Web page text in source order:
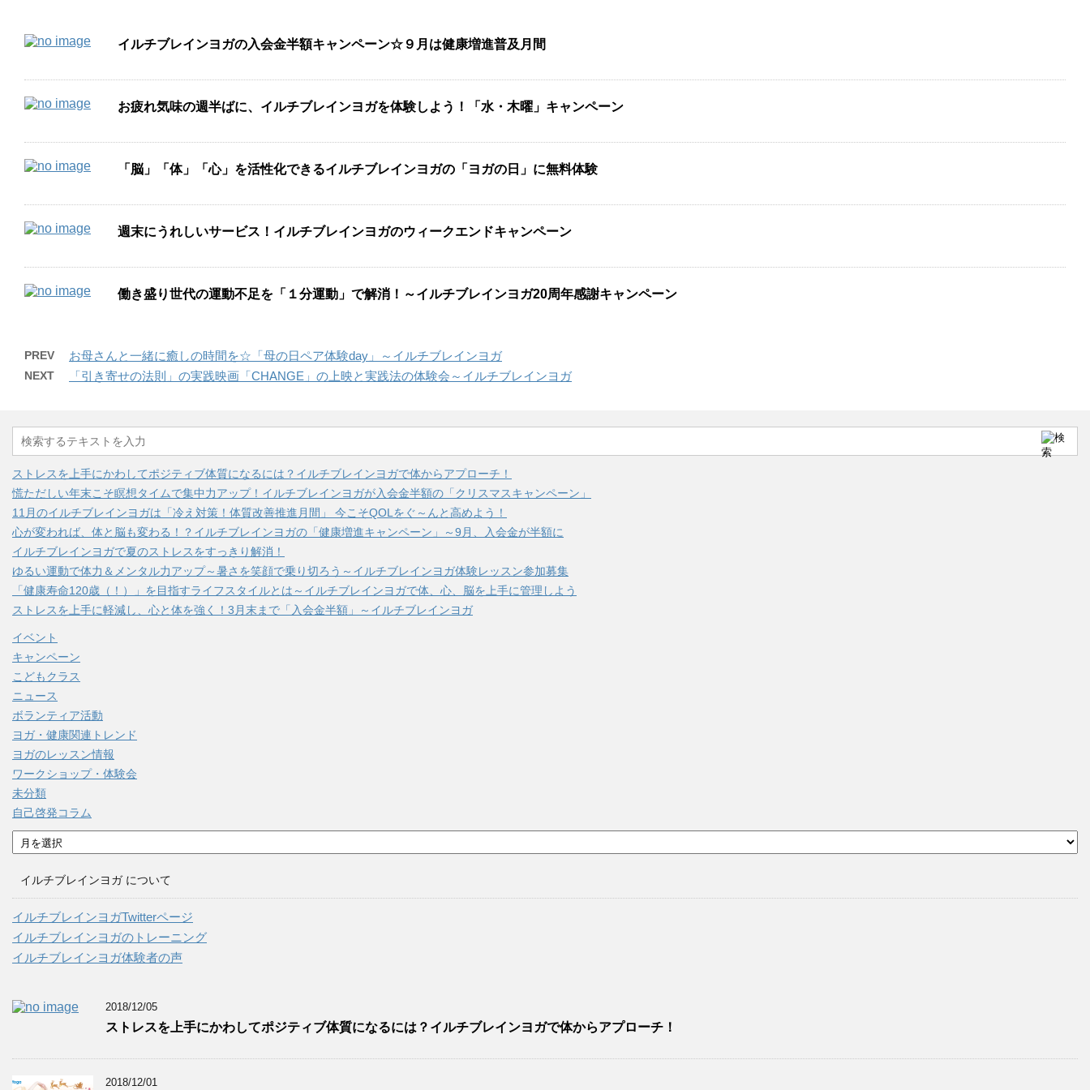
イルチブレインヨガの入会金半額キャンペーン☆９月は健康増進普及月間
お疲れ気味の週半ばに、イルチブレインヨガを体験しよう！「水・木曜」キャンペーン
「脳」「体」「心」を活性化できるイルチブレインヨガの「ヨガの日」に無料体験
週末にうれしいサービス！イルチブレインヨガのウィークエンドキャンペーン
働き盛り世代の運動不足を「１分運動」で解消！～イルチブレインヨガ20周年感謝キャンペーン
PREV お母さんと一緒に癒しの時間を☆「母の日ペア体験day」～イルチブレインヨガ
NEXT 「引き寄せの法則」の実践映画「CHANGE」の上映と実践法の体験会～イルチブレインヨガ
ストレスを上手にかわしてポジティブ体質になるには？イルチブレインヨガで体からアプローチ！
慌ただしい年末こそ瞑想タイムで集中力アップ！イルチブレインヨガが入会金半額の「クリスマスキャンペーン」
11月のイルチブレインヨガは「冷え対策！体質改善推進月間」 今こそQOLをぐ～んと高めよう！
心が変われば、体と脳も変わる！？イルチブレインヨガの「健康増進キャンペーン」～9月、入会金が半額に
イルチブレインヨガで夏のストレスをすっきり解消！
ゆるい運動で体力＆メンタル力アップ～暑さを笑顔で乗り切ろう～イルチブレインヨガ体験レッスン参加募集
「健康寿命120歳（！）」を目指すライフスタイルとは～イルチブレインヨガで体、心、脳を上手に管理しよう
ストレスを上手に軽減し、心と体を強く！3月末まで「入会金半額」～イルチブレインヨガ
イベント
キャンペーン
こどもクラス
ニュース
ボランティア活動
ヨガ・健康関連トレンド
ヨガのレッスン情報
ワークショップ・体験会
未分類
自己啓発コラム
ア
ー
イルチブレインヨガ について
イルチブレインヨガTwitterページ
イルチブレインヨガのトレーニング
イルチブレインヨガ体験者の声
2018/12/05
ストレスを上手にかわしてポジティブ体質になるには？イルチブレインヨガで体からアプローチ！
2018/12/01